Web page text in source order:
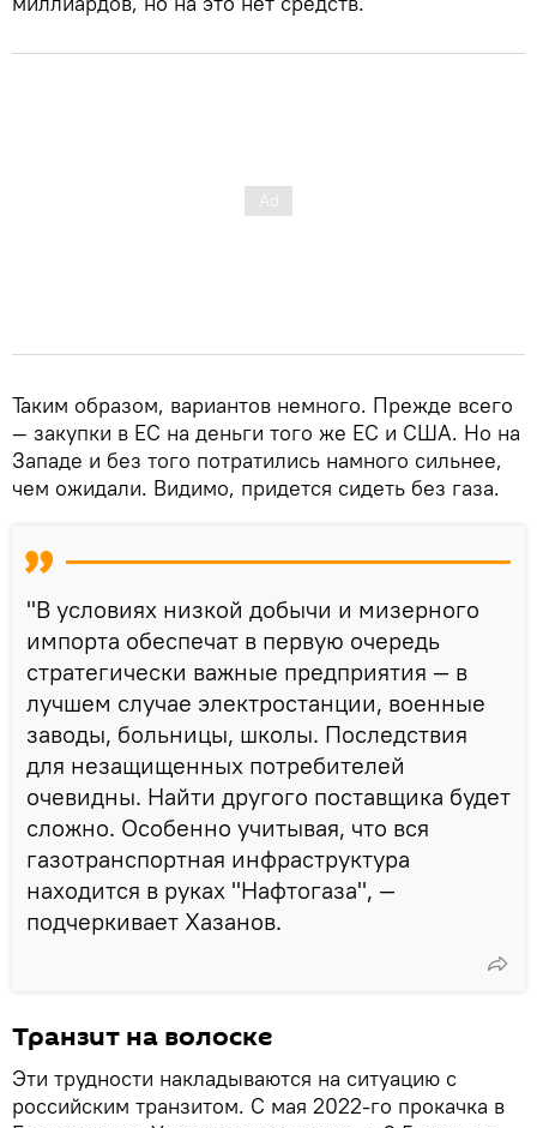
Таким образом, вариантов немного. Прежде всего
— закупки в ЕС на деньги того же ЕС и США. Но на
Западе и без того потратились намного сильнее,
чем ожидали. Видимо, придется сидеть без газа.
"В условиях низкой добычи и мизерного
импорта обеспечат в первую очередь
стратегически важные предприятия — в
лучшем случае электростанции, военные
заводы, больницы, школы. Последствия
для незащищенных потребителей
очевидны. Найти другого поставщика будет
сложно. Особенно учитывая, что вся
газотранспортная инфраструктура
находится в руках "Нафтогаза", —
подчеркивает Хазанов.
Транзит на волоске
Эти трудности накладываются на ситуацию с
российским транзитом. С мая 2022-го прокачка в